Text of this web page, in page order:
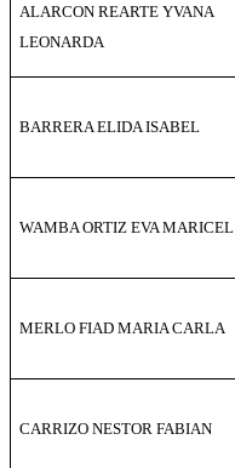
ALARCON REARTE YVANA
LEONARDA
BARRERA ELIDA ISABEL
WAMBA ORTIZ EVA MARICEL
MERLO FIAD MARIA CARLA
CARRIZO NESTOR FABIAN